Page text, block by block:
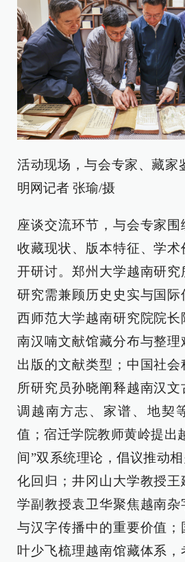
活动现场，与会专家、藏家
明网记者 张瑜/摄
座谈交流环节，与会专家
收藏现状、版本特征、学
开研讨。郑州大学越南研究
研究需兼顾历史史实与国
西师范大学越南研究院院
南汉喃文献馆藏分布与整
出版的文献类型；中国社
所研究员孙晓阐释越南汉
调越南方志、家谱、地契
值；宿迁学院教师黄岭提出
间”双系统理论，倡议推动
化回归；井冈山大学教授
学副教授袁卫华聚焦越南
与汉字传播中的重要价值
叶少飞梳理越南馆藏体系